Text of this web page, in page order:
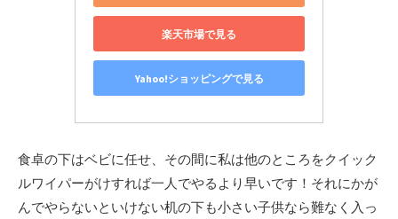
楽天市場で見る
Yahoo!ショッピングで見る
食卓の下はベビに任せ、その間に私は他のところをクイック
ルワイパーがけすれば一人でやるより早いです！それにかが
んでやらないといけない机の下も小さい子供なら難なく入っ